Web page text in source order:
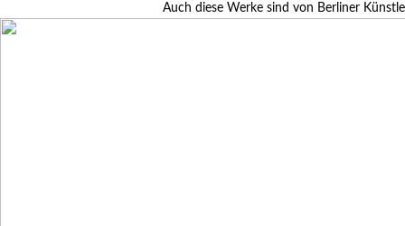
Auch diese Werke sind von Berliner